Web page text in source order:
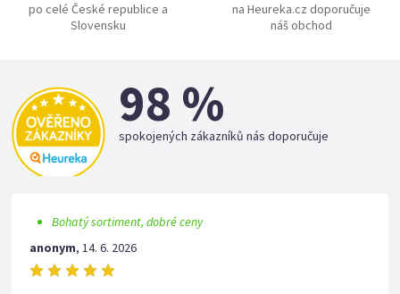
po celé České republice a
Slovensku
na Heureka.cz doporučuje
náš obchod
98 %
spokojených zákazníků nás doporučuje
Bohatý sortiment, dobré ceny
anonym,14. 6. 2026